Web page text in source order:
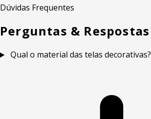
Dúvidas Frequentes
Perguntas & Respostas
Qual o material das telas decorativas?